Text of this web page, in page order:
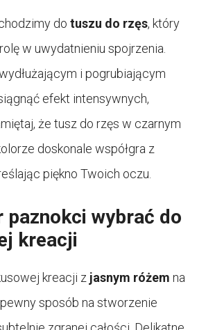
do tuszu do rzęs, który
w uwydatnieniu spojrzenia.
i pogrubiającym
efekt intensywnych,
że tusz do rzęs w czarnym
doskonale współgra z
piękno Twoich oczu.
paznokci wybrać do
kreacji
kreacji z jasnym różem na
sposób na stworzenie